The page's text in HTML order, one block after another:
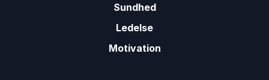
Sundhed
Ledelse
Motivation